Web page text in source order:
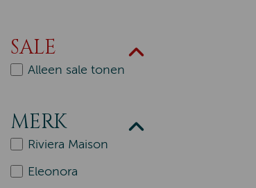
SALE
Alleen sale tonen
MERK
Riviera Maison
Eleonora